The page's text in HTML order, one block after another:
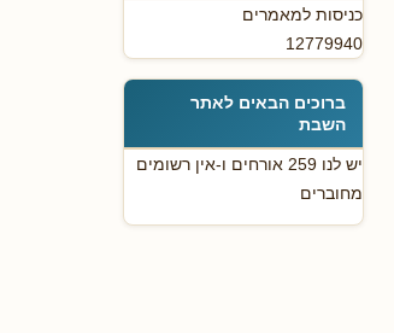
כניסות למאמרים
12779940
ברוכים הבאים לאתר
השבת
יש לנו 259 אורחים ו-אין רשומים
מחוברים